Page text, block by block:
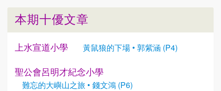
本期十優文章
上水宣道小學 黃鼠狼的下場 • 郭紫涵 (P4)
聖公會呂明才紀念小學
難忘的大嶼山之旅 • 錢文鴻 (P6)